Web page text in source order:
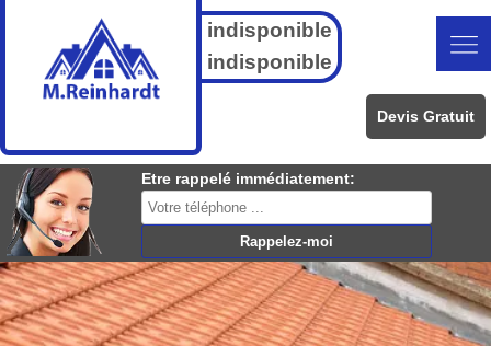
indisponible
indisponible
Devis Gratuit
Etre rappelé immédiatement: